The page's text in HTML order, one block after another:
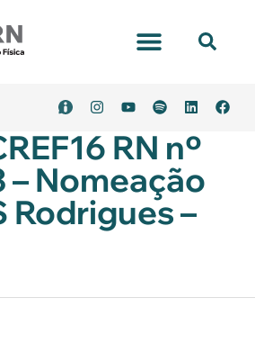
RN nº
Nomeação
Rodrigues –